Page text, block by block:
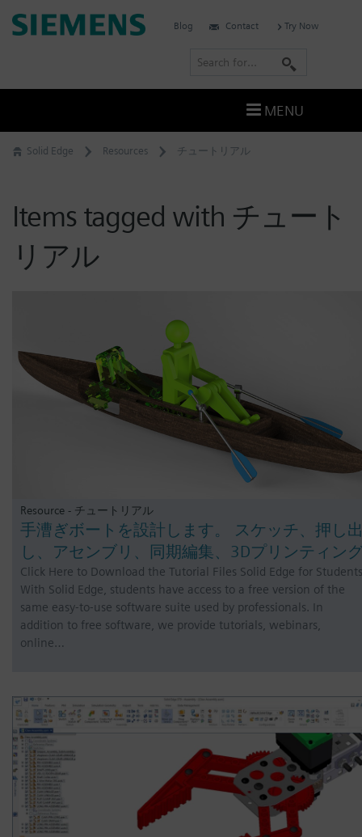
Skip
to
Solid Edge Resources チュートリアル
Items tagged with チュート
リアル
Resource - チュートリアル
手漕ぎボートを設計します。 スケッチ、押し
し、アセンブリ、同期編集、3Dプリンティン
Click Here to Download the Tutorial Files Solid Edge for Students
With Solid Edge, students have access to a free version of the
same easy-to-use software suite used by professionals. In
addition to free software, we provide tutorials, webinars,
online…
Siemens
Blog Contact Try Now
r
c
MENU